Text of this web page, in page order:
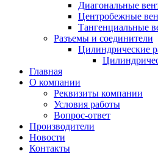
Диагональные
Центробежные
Тангенциальные
Разъемы и соединители
Цилиндрические
Главная
О компании
Реквизиты компании
Условия работы
Вопрос-ответ
Производители
Новости
Контакты